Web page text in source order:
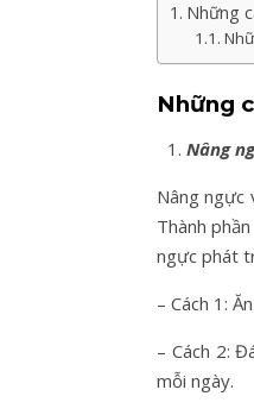
Những
Những
Nâng
Nâng
Thành
ngực phát
– Cách 1:
– Cách 2:
mỗi ngày.